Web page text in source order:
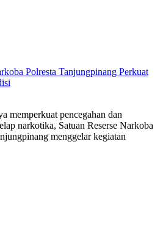
Polresta Tanjungpinang Perkuat
memperkuat pencegahan dan
narkotika, Satuan Reserse Narkoba
menggelar kegiatan